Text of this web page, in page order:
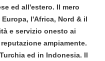
ed all'estero. Il mero
l'Africa, Nord & il
e servizio onesto ai
ampiamente.
ed in Indonesia. Il